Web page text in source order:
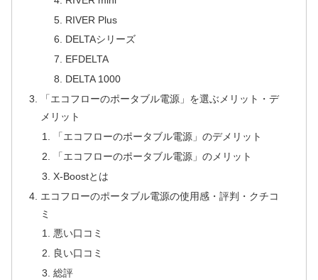
RIVER Plus
DELTAシリーズ
EFDELTA
DELTA 1000
「エコフローのポータブル電源」を選ぶメリット・デ
メリット
「エコフローのポータブル電源」のデメリット
「エコフローのポータブル電源」のメリット
X-Boostとは
エコフローのポータブル電源の使用感・評判・クチコ
ミ
悪い口コミ
良い口コミ
総評